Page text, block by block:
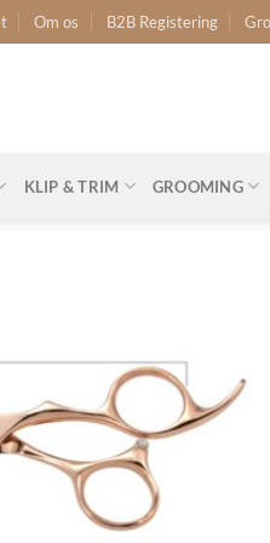
Om os B2B Registering
KLIP & TRIM GROOMING